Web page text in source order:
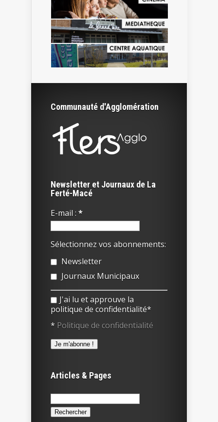
Communauté d'Agglomération
Newsletter et Journaux de La
Ferté-Macé
E-mail : *
Sélectionnez vos abonnements:
Newsletter
Journaux Municipaux
J'ai lu et approuve la
politique de confidentialité*
* Politique de confidentialité
Articles & Pages
Rechercher :